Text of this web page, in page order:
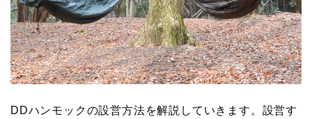
DDハンモックの設営方法を解説していきます。設営す